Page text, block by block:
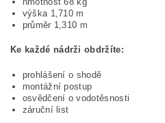
výška 1,710 m
průměr 1,310 m
Ke každé nádrži obdržíte:
prohlášení o shodě
montážní postup
osvědčení o vodotěsnosti
záruční list